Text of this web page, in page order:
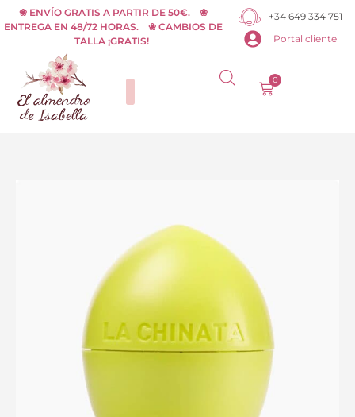
al
contenido
❀ ENVÍO GRATIS A PARTIR DE 50€. ❀
ENTREGA EN 48/72 HORAS. ❀ CAMBIOS DE
TALLA ¡GRATIS!
+34 649 334 751
Portal cliente
0
Carrito